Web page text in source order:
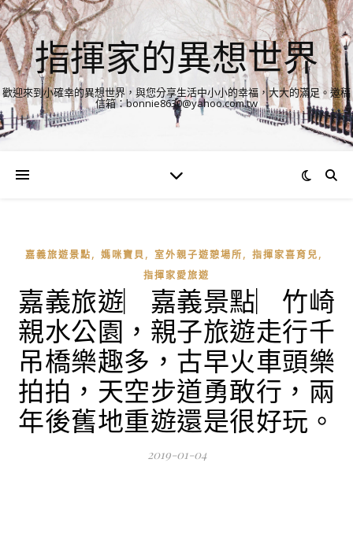
指揮家的異想世界
歡迎來到小確幸的異想世界，與您分享生活中小小的幸福，大大的滿足。邀稿
信箱：bonnie8630@yahoo.com.tw
嘉義旅遊景點, 媽咪寶貝, 室外親子遊憩場所, 指揮家喜育兒,
指揮家愛旅遊
嘉義旅遊︳嘉義景點︳竹崎
親水公園，親子旅遊走行千
吊橋樂趣多，古早火車頭樂
拍拍，天空步道勇敢行，兩
年後舊地重遊還是很好玩。
2019-01-04